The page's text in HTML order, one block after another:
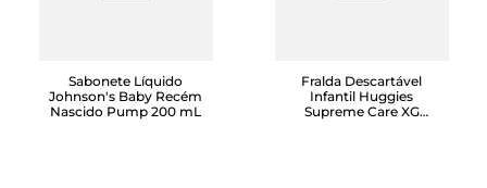
Sabonete Líquido
Johnson's Baby Recém
Nascido Pump 200 mL
Fralda Descartável
Infantil Huggies
Supreme Care XG